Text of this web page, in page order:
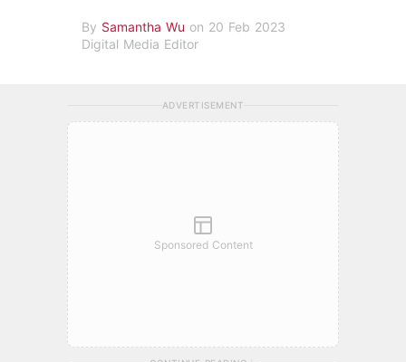
By Samantha Wu on 20 Feb 2023
Digital Media Editor
ADVERTISEMENT
Sponsored Content